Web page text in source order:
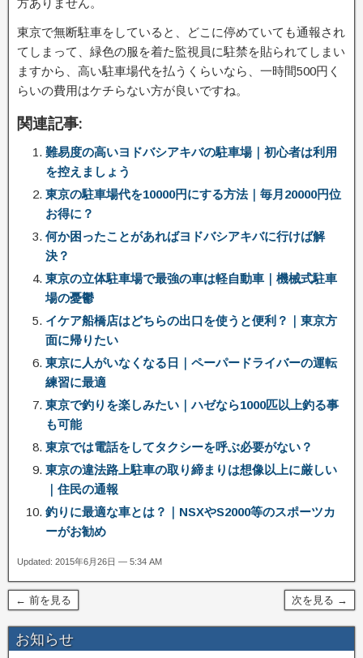
方ありません。
東京で無断駐車をしていると、どこに停めていても通報され
てしまって、緑色の服を着た監視員に駐禁を貼られてしまい
ますから、高い駐車場代を払うくらいなら、一時間500円く
らいの費用はケチらない方が良いですね。
関連記事:
難易度の高いヨドバシアキバの駐車場｜初心者は利用
を控えましょう
東京の駐車場代を10000円にする方法｜毎月20000円位
お得に？
何か困ったことがあればヨドバシアキバに行けば解
決？
東京の立体駐車場で最強の車は軽自動車｜機械式駐車
場の憂鬱
イケア船橋店はどちらの出口を使うと便利？｜東京方
面に帰りたい
東京に人がいなくなる日｜ペーパードライバーの運転
練習に最適
東京で釣りを楽しみたい｜ハゼなら1000匹以上釣る事
も可能
東京では電話をしてタクシーを呼ぶ必要がない？
東京の違法路上駐車の取り締まりは想像以上に厳しい
｜住民の通報
釣りに最適な車とは？｜NSXやS2000等のスポーツカ
ーがお勧め
Updated: 2015年6月26日 — 5:34 AM
← 前を見る 次を見る →
お知らせ